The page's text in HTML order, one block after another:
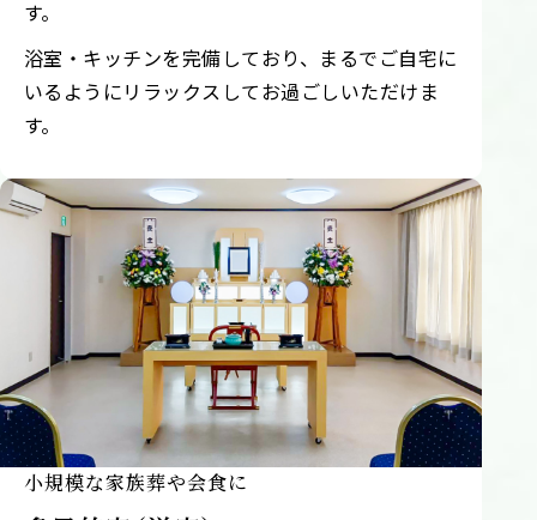
す。
浴室・キッチンを完備しており、まるでご自宅に
いるようにリラックスしてお過ごしいただけま
す。
小規模な家族葬や会食に